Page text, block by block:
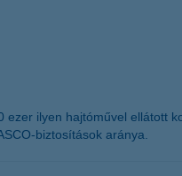
ilyen hajtóművel ellátott
biztosítások aránya.